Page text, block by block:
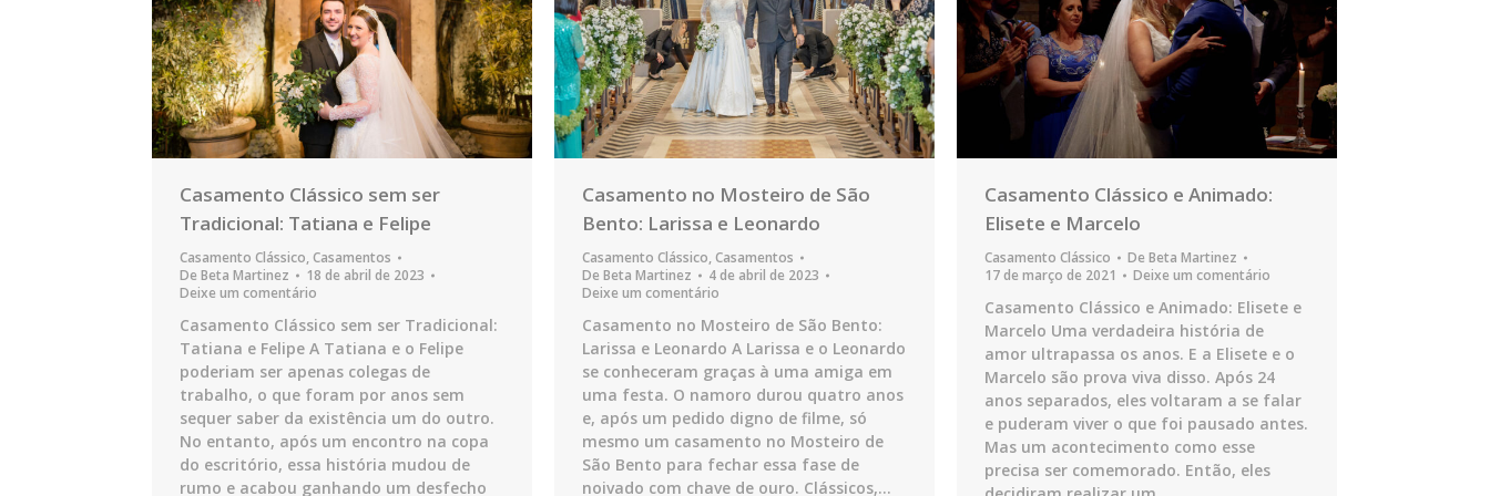
Casamento Clássico sem ser
Tradicional: Tatiana e Felipe
Casamento Clássico,Casamentos
De Beta Martinez
18 de abril de 2023
Deixe um comentário
Casamento Clássico sem ser Tradicional:
Tatiana e Felipe A Tatiana e o Felipe
poderiam ser apenas colegas de
trabalho, o que foram por anos sem
sequer saber da existência um do outro.
No entanto, após um encontro na copa
do escritório, essa história mudou de
rumo e acabou ganhando um desfecho
Casamento no Mosteiro de São
Bento: Larissa e Leonardo
Casamento Clássico,Casamentos
De Beta Martinez
4 de abril de 2023
Deixe um comentário
Casamento no Mosteiro de São Bento:
Larissa e Leonardo A Larissa e o Leonardo
se conheceram graças à uma amiga em
uma festa. O namoro durou quatro anos
e, após um pedido digno de filme, só
mesmo um casamento no Mosteiro de
São Bento para fechar essa fase de
noivado com chave de ouro. Clássicos,…
Casamento Clássico e Animado:
Elisete e Marcelo
Casamento Clássico De Beta Martinez
17 de março de 2021
Deixe um comentário
Casamento Clássico e Animado: Elisete e
Marcelo Uma verdadeira história de
amor ultrapassa os anos. E a Elisete e o
Marcelo são prova viva disso. Após 24
anos separados, eles voltaram a se falar
e puderam viver o que foi pausado antes.
Mas um acontecimento como esse
precisa ser comemorado. Então, eles